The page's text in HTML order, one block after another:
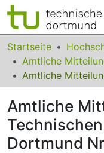
Bereiche &
Das gesamte
FAQ
Leitlinien
Startseite
Amtliche
Dortmund